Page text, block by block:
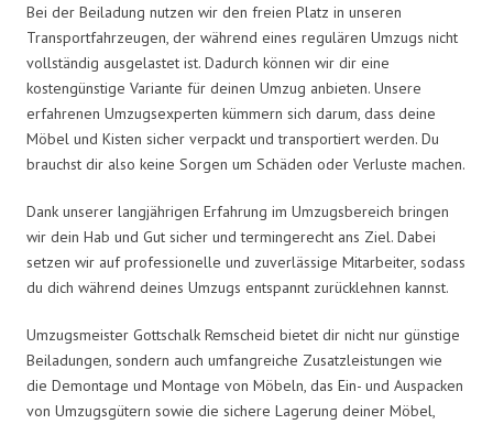
Bei der Beiladung nutzen wir den freien Platz in unseren
Transportfahrzeugen, der während eines regulären Umzugs nicht
vollständig ausgelastet ist. Dadurch können wir dir eine
kostengünstige Variante für deinen Umzug anbieten. Unsere
erfahrenen Umzugsexperten kümmern sich darum, dass deine
Möbel und Kisten sicher verpackt und transportiert werden. Du
brauchst dir also keine Sorgen um Schäden oder Verluste machen.
Dank unserer langjährigen Erfahrung im Umzugsbereich bringen
wir dein Hab und Gut sicher und termingerecht ans Ziel. Dabei
setzen wir auf professionelle und zuverlässige Mitarbeiter, sodass
du dich während deines Umzugs entspannt zurücklehnen kannst.
Umzugsmeister Gottschalk Remscheid bietet dir nicht nur günstige
Beiladungen, sondern auch umfangreiche Zusatzleistungen wie
die Demontage und Montage von Möbeln, das Ein- und Auspacken
von Umzugsgütern sowie die sichere Lagerung deiner Möbel,